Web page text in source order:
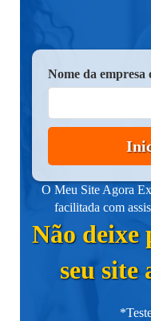
Nome da empresa
O Meu Site Agora
facilitada com
Não deixe
seu site